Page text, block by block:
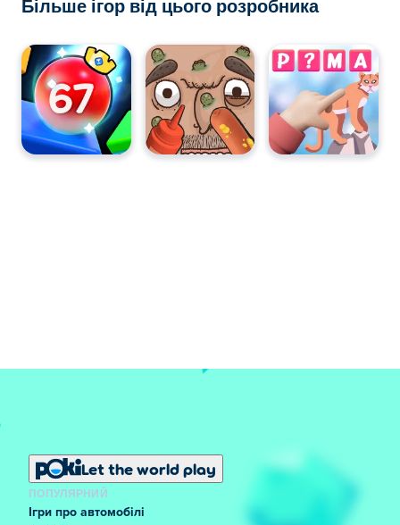
Більше ігор від цього розробника
Let the world play
ПОПУЛЯРНИЙ
Ігри про автомобілі